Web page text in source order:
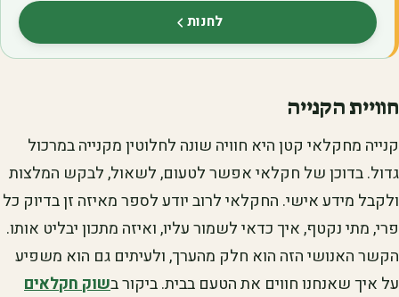
לחנות(נפתח בלשונית חדשה)
חוויית הקנייה
קנייה מחקלאי קטן היא חוויה שונה לחלוטין מקנייה במרכול
גדול. בדוכן של חקלאי אפשר לטעום, לשאול, לבקש המלצות
ולקבל מידע אישי. החקלאי לרוב יודע לספר מאיזה זן בדיוק כל
פרי, מתי נקטף, איך כדאי לשמור עליו, ואיזה מתכון יבליט אותו.
הקשר האנושי הזה הוא חלק מהערך, ולעיתים גם הוא משפיע
על איך שאנחנו חווים את הטעם בבית. ביקור בשוק חקלאים